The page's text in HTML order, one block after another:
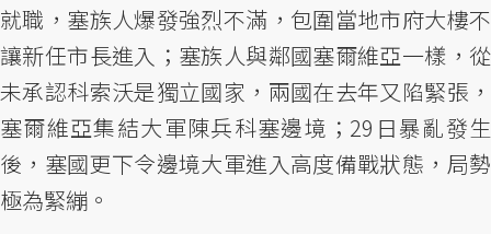
就職，塞族人爆發強烈不滿，包圍當地市府大樓不
讓新任市長進入；塞族人與鄰國塞爾維亞一樣，從
未承認科索沃是獨立國家，兩國在去年又陷緊張，
塞爾維亞集結大軍陳兵科塞邊境；29日暴亂發生
後，塞國更下令邊境大軍進入高度備戰狀態，局勢
極為緊繃。